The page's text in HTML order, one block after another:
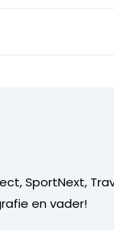
SportNext,
en vader!